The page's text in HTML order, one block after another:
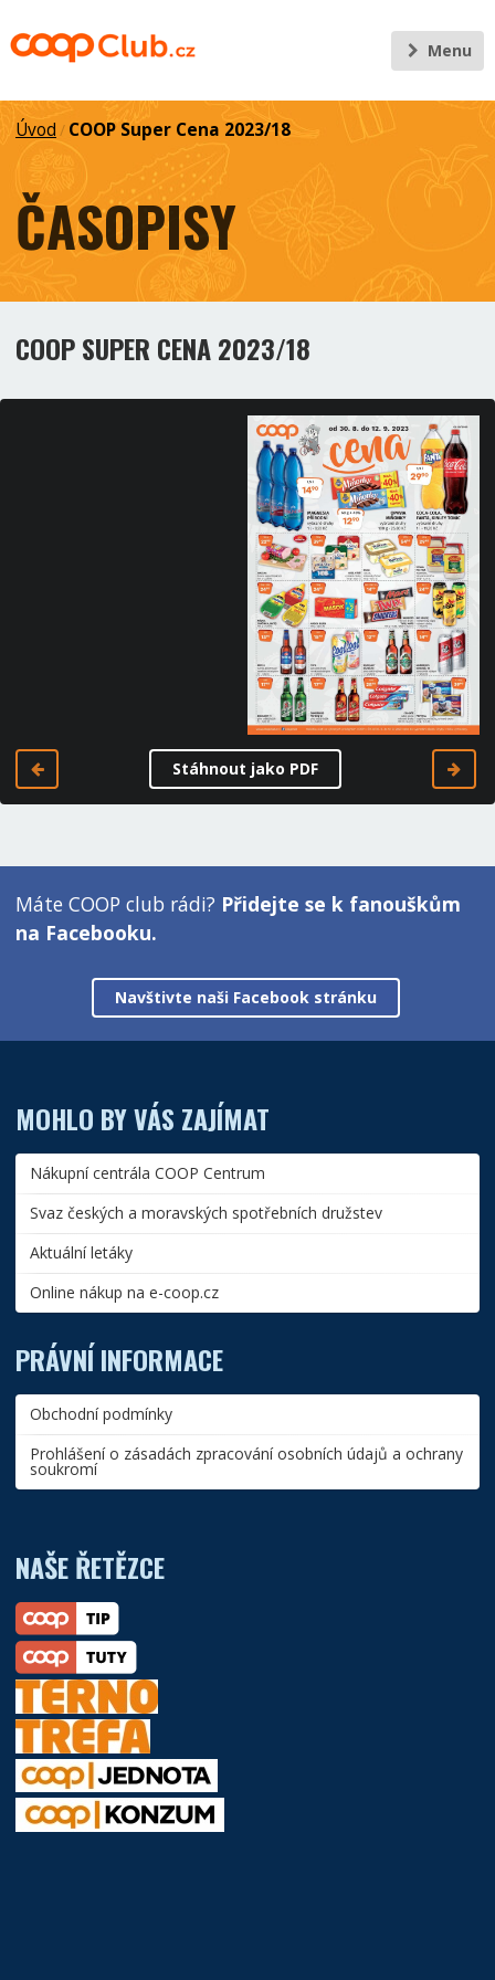
Menu
Úvod / COOP Super Cena 2023/18
ČASOPISY
COOP SUPER CENA 2023/18
Stáhnout jako PDF
Máte COOP club rádi? Přidejte se k fanouškům
na Facebooku.
Navštivte naši Facebook stránku
MOHLO BY VÁS ZAJÍMAT
Nákupní centrála COOP Centrum
Svaz českých a moravských spotřebních družstev
Aktuální letáky
Online nákup na e-coop.cz
PRÁVNÍ INFORMACE
Obchodní podmínky
Prohlášení o zásadách zpracování osobních údajů a ochrany
soukromí
NAŠE ŘETĚZCE